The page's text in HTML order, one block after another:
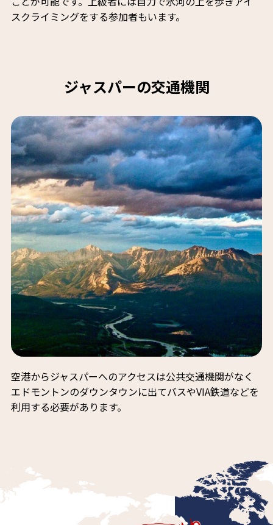
スクライミングをする参加者もいます。
ジャスパーの交通機関
空港からジャスパーへのアクセスは公共交通機関がなく
エドモントンのダウンタウンに出てバスやVIA鉄道などを
利用する必要があります。